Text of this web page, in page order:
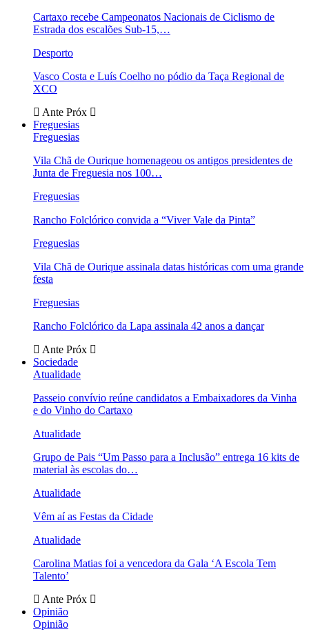
Cartaxo recebe Campeonatos Nacionais de Ciclismo de
Estrada dos escalões Sub-15,…
Desporto
Vasco Costa e Luís Coelho no pódio da Taça Regional de
XCO
Ante Próx
Freguesias
Freguesias
Vila Chã de Ourique homenageou os antigos presidentes de
Junta de Freguesia nos 100…
Freguesias
Rancho Folclórico convida a “Viver Vale da Pinta”
Freguesias
Vila Chã de Ourique assinala datas históricas com uma grande
festa
Freguesias
Rancho Folclórico da Lapa assinala 42 anos a dançar
Ante Próx
Sociedade
Atualidade
Passeio convívio reúne candidatos a Embaixadores da Vinha
e do Vinho do Cartaxo
Atualidade
Grupo de Pais “Um Passo para a Inclusão” entrega 16 kits de
material às escolas do…
Atualidade
Vêm aí as Festas da Cidade
Atualidade
Carolina Matias foi a vencedora da Gala ‘A Escola Tem
Talento’
Ante Próx
Opinião
Opinião